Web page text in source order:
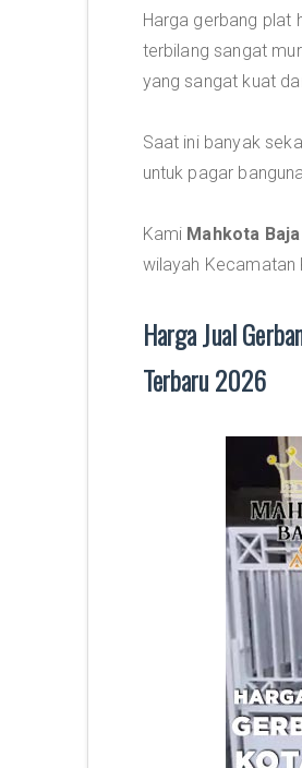
Harga gerbang plat
terbilang sangat
yang sangat kuat
Saat ini banyak
untuk pagar
Kami Mahkota Baja
wilayah Kecamatan
Harga Jual
Terbaru 2026